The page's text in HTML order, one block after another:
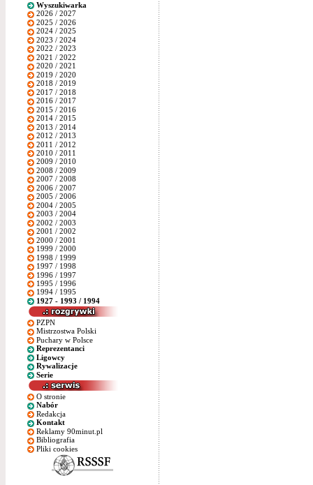
Wyszukiwarka
2026 / 2027
2025 / 2026
2024 / 2025
2023 / 2024
2022 / 2023
2021 / 2022
2020 / 2021
2019 / 2020
2018 / 2019
2017 / 2018
2016 / 2017
2015 / 2016
2014 / 2015
2013 / 2014
2012 / 2013
2011 / 2012
2010 / 2011
2009 / 2010
2008 / 2009
2007 / 2008
2006 / 2007
2005 / 2006
2004 / 2005
2003 / 2004
2002 / 2003
2001 / 2002
2000 / 2001
1999 / 2000
1998 / 1999
1997 / 1998
1996 / 1997
1995 / 1996
1994 / 1995
1927 - 1993 / 1994
PZPN
Mistrzostwa Polski
Puchary w Polsce
Reprezentanci
Ligowcy
Rywalizacje
Serie
O stronie
Nabór
Redakcja
Kontakt
Reklamy 90minut.pl
Bibliografia
Pliki cookies